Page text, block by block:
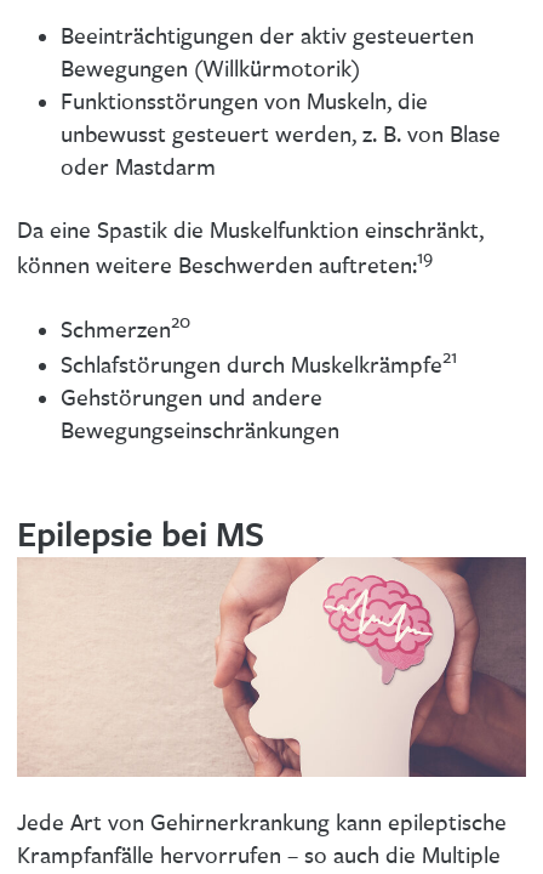
Beeinträchtigungen der aktiv gesteuerten
Bewegungen (Willkürmotorik)
Funktionsstörungen von Muskeln, die
unbewusst gesteuert werden, z. B. von Blase
oder Mastdarm
Da eine Spastik die Muskelfunktion einschränkt,
können weitere Beschwerden auftreten:19
Schmerzen20
Schlafstörungen durch Muskelkrämpfe21
Gehstörungen und andere
Bewegungseinschränkungen
Epilepsie bei MS
Jede Art von Gehirnerkrankung kann epileptische
Krampfanfälle hervorrufen – so auch die Multiple